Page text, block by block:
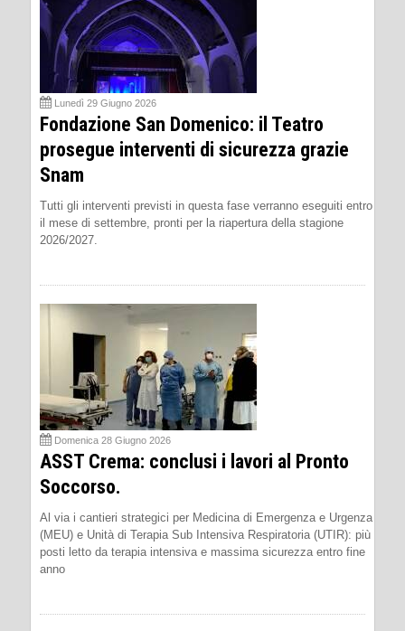
Lunedì 29 Giugno 2026
Fondazione San Domenico: il Teatro
prosegue interventi di sicurezza grazie
Snam
Tutti gli interventi previsti in questa fase verranno eseguiti entro
il mese di settembre, pronti per la riapertura della stagione
2026/2027.
Domenica 28 Giugno 2026
ASST Crema: conclusi i lavori al Pronto
Soccorso.
Al via i cantieri strategici per Medicina di Emergenza e Urgenza
(MEU) e Unità di Terapia Sub Intensiva Respiratoria (UTIR): più
posti letto da terapia intensiva e massima sicurezza entro fine
anno